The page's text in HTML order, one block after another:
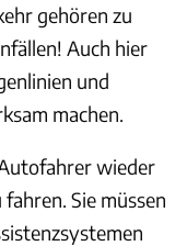
gehören zu
Auch hier
und
machen.
wieder
Sie müssen